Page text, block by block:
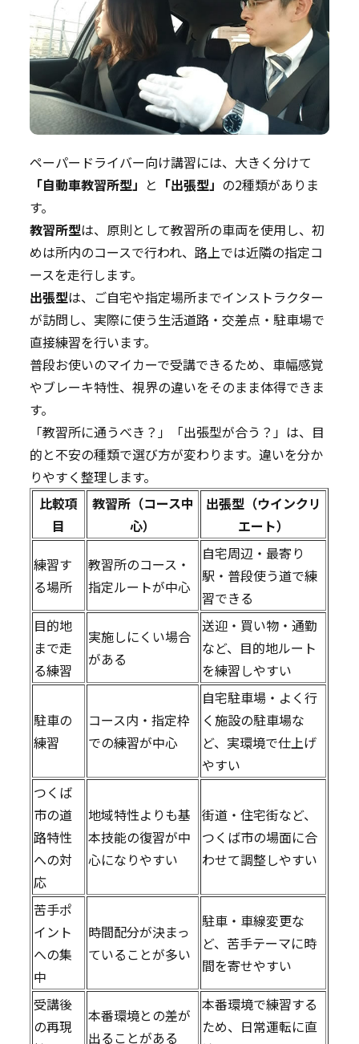
ペーパードライバー向け講習には、大きく分けて
「自動車教習所型」 と 「出張型」 の2種類がありま
す。
教習所型は、原則として教習所の車両を使用し、初
めは所内のコースで行われ、路上では近隣の指定コ
ースを走行します。
出張型は、ご自宅や指定場所までインストラクター
が訪問し、実際に使う生活道路・交差点・駐車場で
直接練習を行います。
普段お使いのマイカーで受講できるため、車幅感覚
やブレーキ特性、視界の違いをそのまま体得できま
す。
「教習所に通うべき？」「出張型が合う？」は、目
的と不安の種類で選び方が変わります。違いを分か
りやすく整理します。
比較項
目
教習所（コース中
心）
出張型（ウインクリ
エート）
練習す
る場所
教習所のコース・
指定ルートが中心
自宅周辺・最寄り
駅・普段使う道で練
習できる
目的地
まで走
る練習
実施しにくい場合
がある
送迎・買い物・通勤
など、目的地ルート
を練習しやすい
駐車の
練習
コース内・指定枠
での練習が中心
自宅駐車場・よく行
く施設の駐車場な
ど、実環境で仕上げ
やすい
つくば
市の道
路特性
への対
応
地域特性よりも基
本技能の復習が中
心になりやすい
街道・住宅街など、
つくば市の場面に合
わせて調整しやすい
苦手ポ
イント
への集
中
時間配分が決まっ
ていることが多い
駐車・車線変更な
ど、苦手テーマに時
間を寄せやすい
受講後
の再現
本番環境との差が
出ることがある
本番環境で練習する
ため、日常運転に直